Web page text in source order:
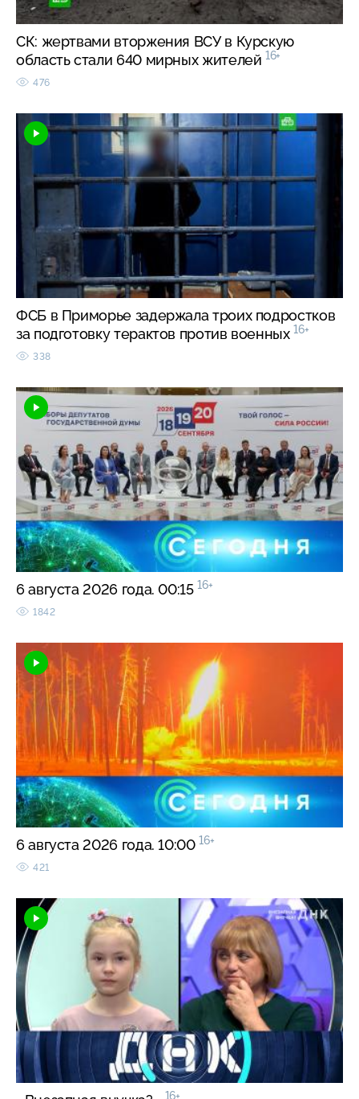
СК: жертвами вторжения ВСУ в Курскую
область стали 640 мирных жителей 16+
476
ФСБ в Приморье задержала троих подростков
за подготовку терактов против военных 16+
338
6 августа 2026 года. 00:15 16+
1842
6 августа 2026 года. 10:00 16+
421
16+